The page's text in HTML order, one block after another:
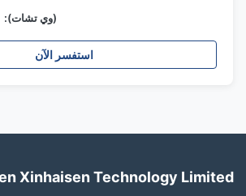
(وي تشات):
استفسر الآن
Xinhaisen Technology Limited